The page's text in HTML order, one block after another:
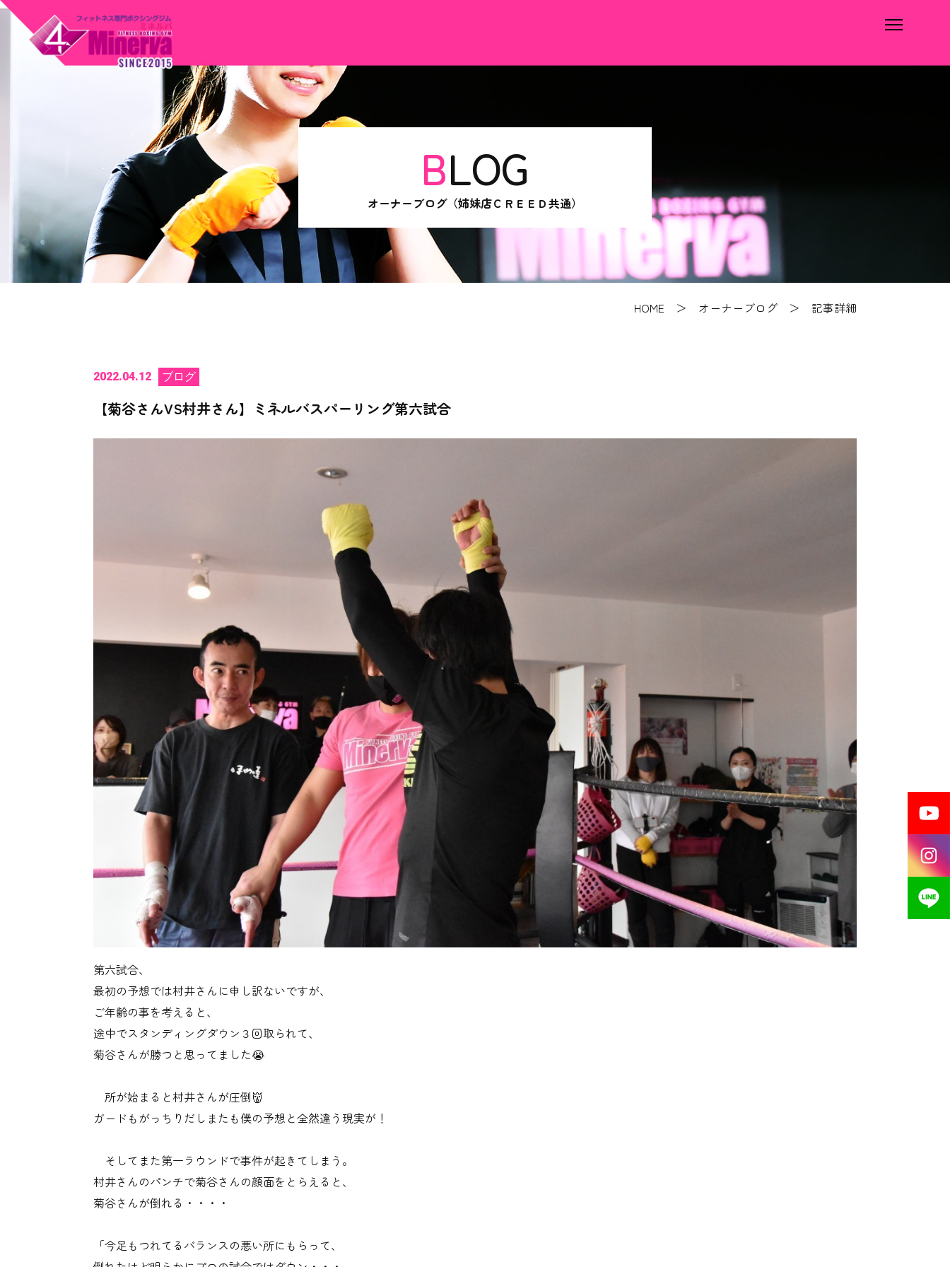
BLOG
オーナーブログ（姉妹店ＣＲＥＥＤ共通）
HOME ＞ オーナーブログ ＞ 記事詳細
2022.04.12 ブログ
【菊谷さんVS村井さん】ミネルバスパーリング第六試合
第六試合、
最初の予想では村井さんに申し訳ないですが、
ご年齢の事を考えると、
途中でスタンディングダウン３回取られて、
菊谷さんが勝つと思ってました😭
所が始まると村井さんが圧倒👹
ガードもがっちりだしまたも僕の予想と全然違う現実が！
そしてまた第一ラウンドで事件が起きてしまう。
村井さんのパンチで菊谷さんの顔面をとらえると、
菊谷さんが倒れる・・・・
「今足もつれてるバランスの悪い所にもらって、